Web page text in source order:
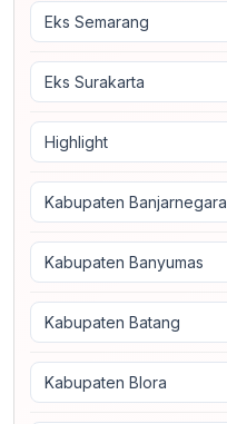
Eks Semarang
Eks Surakarta
Highlight
Kabupaten Banjarnegara
Kabupaten Banyumas
Kabupaten Batang
Kabupaten Blora